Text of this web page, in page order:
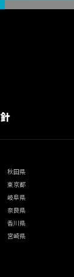
秋田県
東京都
岐阜県
奈良県
香川県
宮崎県